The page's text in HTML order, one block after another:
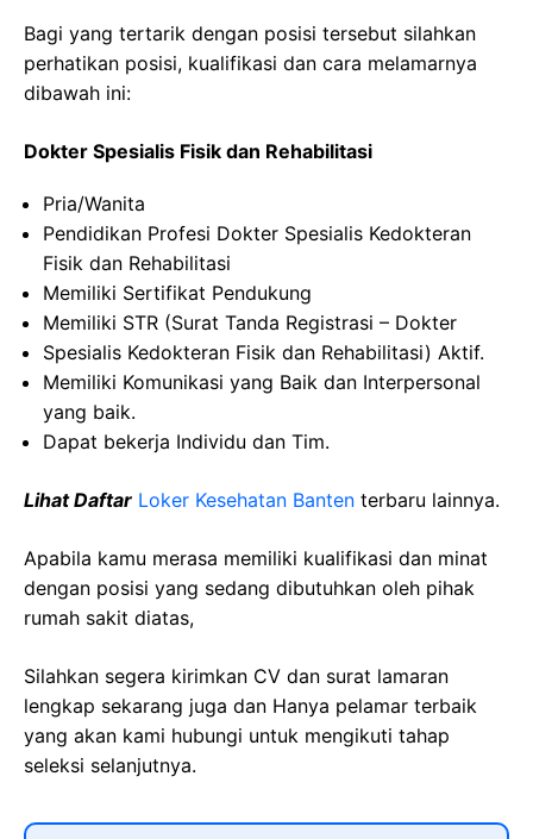
Bagi yang tertarik dengan posisi tersebut silahkan
perhatikan posisi, kualifikasi dan cara melamarnya
dibawah ini:
Dokter Spesialis Fisik dan Rehabilitasi
Pria/Wanita
Pendidikan Profesi Dokter Spesialis Kedokteran
Fisik dan Rehabilitasi
Memiliki Sertifikat Pendukung
Memiliki STR (Surat Tanda Registrasi – Dokter
Spesialis Kedokteran Fisik dan Rehabilitasi) Aktif.
Memiliki Komunikasi yang Baik dan Interpersonal
yang baik.
Dapat bekerja Individu dan Tim.
Lihat Daftar Loker Kesehatan Banten terbaru lainnya.
Apabila kamu merasa memiliki kualifikasi dan minat
dengan posisi yang sedang dibutuhkan oleh pihak
rumah sakit diatas,
Silahkan segera kirimkan CV dan surat lamaran
lengkap sekarang juga dan Hanya pelamar terbaik
yang akan kami hubungi untuk mengikuti tahap
seleksi selanjutnya.